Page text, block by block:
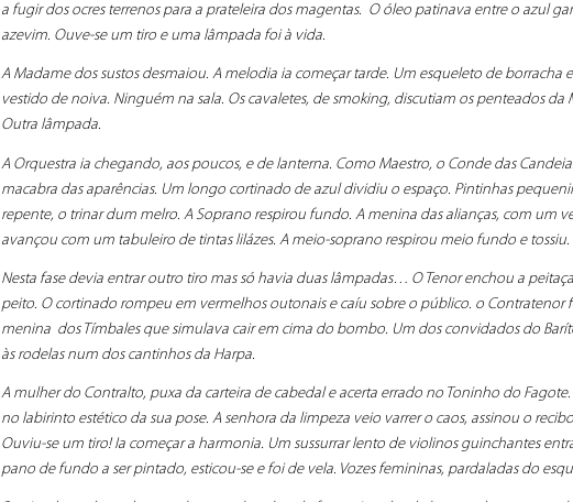
a fugir dos ocres terrenos para a prateleira dos magentas. O óleo patinava entre o azul
azevim. Ouve-se um tiro e uma lâmpada foi à vida.
A Madame dos sustos desmaiou. A melodia ia começar tarde. Um esqueleto de borracha
vestido de noiva. Ninguém na sala. Os cavaletes, de smoking, discutiam os penteados da
Outra lâmpada.
A Orquestra ia chegando, aos poucos, e de lanterna. Como Maestro, o Conde das
macabra das aparências. Um longo cortinado de azul dividiu o espaço. Pintinhas
repente, o trinar dum melro. A Soprano respirou fundo. A menina das alianças, com um
avançou com um tabuleiro de tintas lilázes. A meio-soprano respirou meio fundo e tossiu.
Nesta fase devia entrar outro tiro mas só havia duas lâmpadas… O Tenor enchou a
peito. O cortinado rompeu em vermelhos outonais e caíu sobre o público. o Contratenor
menina dos Tímbales que simulava cair em cima do bombo. Um dos convidados do
às rodelas num dos cantinhos da Harpa.
A mulher do Contralto, puxa da carteira de cabedal e acerta errado no Toninho do Fagote.
no labirinto estético da sua pose. A senhora da limpeza veio varrer o caos, assinou o
Ouviu-se um tiro! Ia começar a harmonia. Um sussurrar lento de violinos guinchantes
pano de fundo a ser pintado, esticou-se e foi de vela. Vozes femininas, pardaladas do